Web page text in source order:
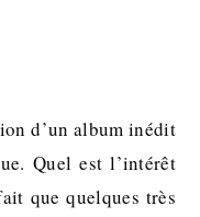
d’un album inédit
Quel est l’intérêt
que quelques très